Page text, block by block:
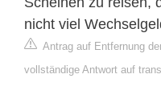
nicht viel
Antrag auf Entfernung
vollständige Antwort auf